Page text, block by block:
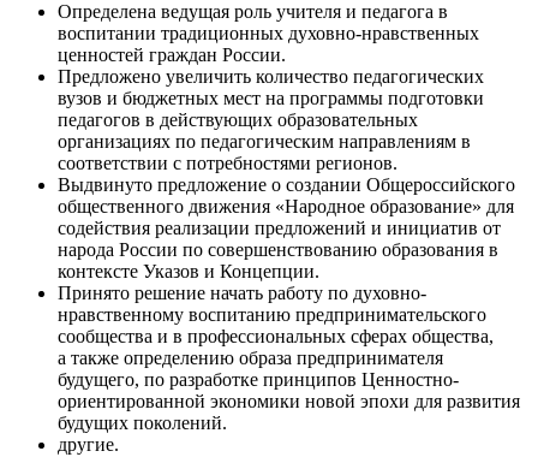
Определена ведущая роль учителя и педагога в
воспитании традиционных духовно-нравственных
ценностей граждан России.
Предложено увеличить количество педагогических
вузов и бюджетных мест на программы подготовки
педагогов в действующих образовательных
организациях по педагогическим направлениям в
соответствии с потребностями регионов.
Выдвинуто предложение о создании Общероссийского
общественного движения «Народное образование» для
содействия реализации предложений и инициатив от
народа России по совершенствованию образования в
контексте Указов и Концепции.
Принято решение начать работу по духовно-
нравственному воспитанию предпринимательского
сообщества и в профессиональных сферах общества,
а также определению образа предпринимателя
будущего, по разработке принципов Ценностно-
ориентированной экономики новой эпохи для развития
будущих поколений.
другие.